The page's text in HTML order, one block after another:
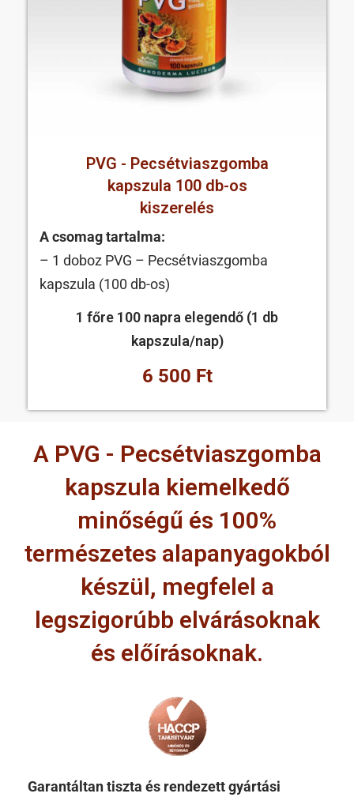
PVG - Pecsétviaszgomba
kapszula 100 db-os
kiszerelés
A csomag tartalma:
– 1 doboz PVG – Pecsétviaszgomba
kapszula (100 db-os)
1 főre 100 napra elegendő (1 db
kapszula/nap)
6 500 Ft
A PVG - Pecsétviaszgomba
kapszula kiemelkedő
minőségű és 100%
természetes alapanyagokból
készül, megfelel a
legszigorúbb elvárásoknak
és előírásoknak.
Garantáltan tiszta és rendezett gyártási